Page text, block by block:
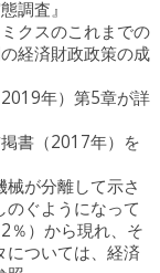
調査』
クスのこれまでの
経済財政政策の成
年）第5章が詳
書（2017年）を
が分離して示さ
ぐようになって
％）から現れ、そ
ついては、経済